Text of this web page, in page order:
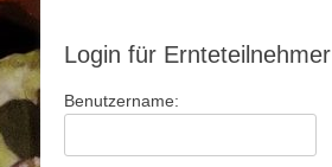
Login für Ernteteilnehmer
Benutzername: